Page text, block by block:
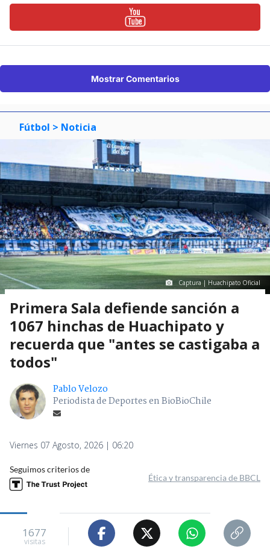
Mostrar Comentarios
Fútbol > Noticia
Captura | Huachipato Oficial
Primera Sala defiende sanción a
1067 hinchas de Huachipato y
recuerda que "antes se castigaba a
todos"
Pablo Velozo
Periodista de Deportes en BioBioChile
Viernes 07 Agosto, 2026 | 06:20
Seguimos criterios de
Ética y transparencia de BBCL
1677
visitas